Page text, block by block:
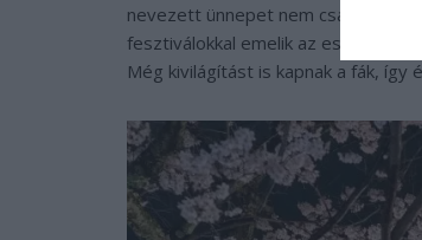
nevezett ünnepet nem csak a
fesztiválokkal emelik az esemény
Még kivilágítást is kapnak a fák, így